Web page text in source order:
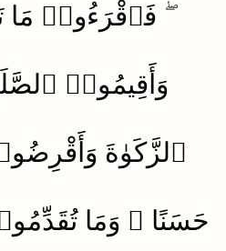
فَٱقْرَءُوا۟
وَأَقِيمُوا۟
ٱلزَّكَوٰةَ
حَسَنًا ۚ وَمَا